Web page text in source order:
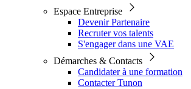
Espace Entreprise
Devenir Partenaire
Recruter vos talents
S'engager dans une VAE
Démarches & Contacts
Candidater à une formation
Contacter Tunon